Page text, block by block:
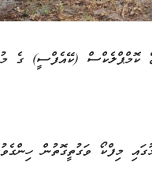
ކޮމްޕްލެކްސް (ކޭއެފްސީ) ގެ
މިފްކޯ ވަގުތީގޮތުން